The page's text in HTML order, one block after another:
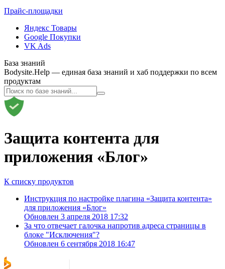
Прайс-площадки
Яндекс Товары
Google Покупки
VK Ads
База знаний
Bodysite.Help — единая база знаний и хаб поддержки по всем
продуктам
Защита контента для
приложения «Блог»
К списку продуктов
Инструкция по настройке плагина «Защита контента»
для приложения «Блог»
Обновлен 3 апреля 2018 17:32
За что отвечает галочка напротив адреса страницы в
блоке "Исключения"?
Обновлен 6 сентября 2018 16:47